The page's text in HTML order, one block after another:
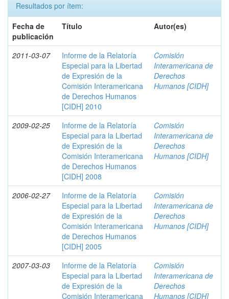
Resultados por ítem:
Fecha de
publicación
Título Autor(es)
2011-03-07
Informe de la Relatoría
Especial para la Libertad
de Expresión de la
Comisión Interamericana
de Derechos Humanos
[CIDH] 2010
Comisión
Interamericana de
Derechos
Humanos [CIDH]
2009-02-25
Informe de la Relatoría
Especial para la Libertad
de Expresión de la
Comisión Interamericana
de Derechos Humanos
[CIDH] 2008
Comisión
Interamericana de
Derechos
Humanos [CIDH]
2006-02-27
Informe de la Relatoría
Especial para la Libertad
de Expresión de la
Comisión Interamericana
de Derechos Humanos
[CIDH] 2005
Comisión
Interamericana de
Derechos
Humanos [CIDH]
2007-03-03
Informe de la Relatoría
Especial para la Libertad
de Expresión de la
Comisión Interamericana
Comisión
Interamericana de
Derechos
Humanos [CIDH]